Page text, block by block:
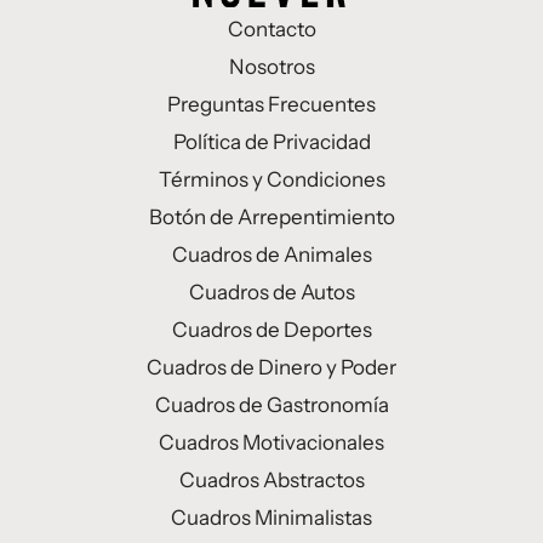
Contacto
Nosotros
Preguntas Frecuentes
Política de Privacidad
Términos y Condiciones
Botón de Arrepentimiento
Cuadros de Animales
Cuadros de Autos
Cuadros de Deportes
Cuadros de Dinero y Poder
Cuadros de Gastronomía
Cuadros Motivacionales
Cuadros Abstractos
Cuadros Minimalistas